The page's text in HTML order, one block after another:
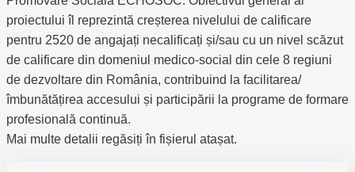
proiectului îl reprezintă creșterea nivelului de calificare
pentru 2520 de angajați necalificați și/sau cu un nivel scăzut
de calificare din domeniul medico-social din cele 8 regiuni
de dezvoltare din România, contribuind la facilitarea/
îmbunătățirea accesului și participării la programe de formare
profesională continuă.
Mai multe detalii regăsiți în fișierul atașat.